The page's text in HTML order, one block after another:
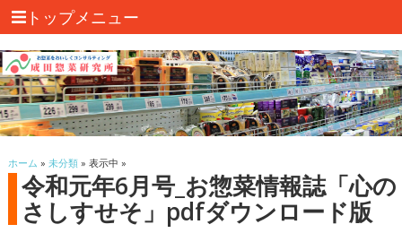
トップメニュー
ホーム » 未分類» 表示中 »
令和元年6月号_お惣菜情報誌「心の
さしすせそ」pdfダウンロード版